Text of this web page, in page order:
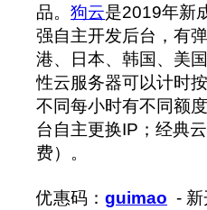
品。 狗云是2019年新
强自主开发后台，有
港、日本、韩国、美
性云服务器可以计时
不同每小时有不同额
台自主更换IP；经典
费）。
优惠码： guimao -